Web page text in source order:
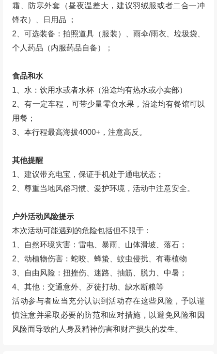
霜、防寒外套（昼夜温差大，建议羽绒服或者二合一冲
锋衣）、日用品 ；
2、可选装备：拍照道具（服装）、雨伞/雨衣、垃圾袋、
个人药品（内服药品自备）；
食品和水
1、水：饮用水或者水杯（沿途均有热水或小卖部）
2、有一定车程，可带少量零食水果，沿途均有餐馆可以
用餐；
3、本行程最高海拔4000+，注意高反。
其他提醒
1、建议带充电宝，保证手机处于通电状态；
2、尊重当地风俗习惯、爱护环境，活动中注意安全。
户外活动风险提示
本次活动可能遇到的危险包括但不限于：
1、自然环境灾害：雷电、暴雨、山体滑坡、落石；
2、动植物伤害：蛇咬、蜂蛰、蚊虫侵扰、有毒植物
3、自由风险：扭挫伤、迷路、抽筋、脱力、中暑；
4、其他：交通意外、歹徒打劫、缺水断粮等
活动参与者应当充分认识到活动存在这些风险，予以谨
慎注意并采取必要的防范和应对措施，以避免风险和因
风险而导致的人身及精神伤害和财产损失的发生。